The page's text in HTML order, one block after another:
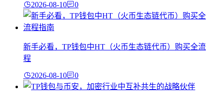
2026-08-10 0
新手必看，TP钱包中HT（火币生态链代币）购买全流
程
2026-08-10 0